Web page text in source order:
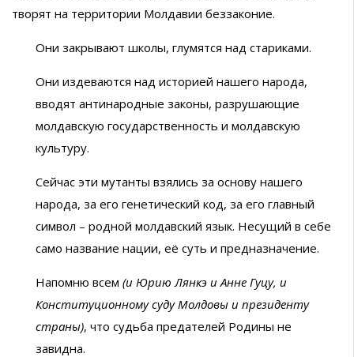
творят на территории Молдавии беззаконие.
Они закрывают школы, глумятся над стариками.
Они издеваются над историей нашего народа,
вводят антинародные законы, разрушающие
молдавскую государственность и молдавскую
культуру.
Сейчас эти мутанты взялись за основу нашего
народа, за его генетический код, за его главный
символ – родной молдавский язык. Несущий в себе
само название нации, её суть и предназначение.
Напомню всем (и Юрию Лянкэ и Анне Гуцу, и
Конституционному суду Молдовы и президенту
страны), что судьба предателей Родины не
завидна.